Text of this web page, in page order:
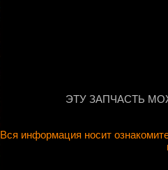
ЭТУ ЗАПЧАСТЬ
Вся информация носит